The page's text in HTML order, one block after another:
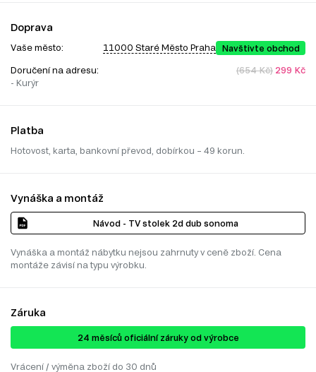
Doprava
Vaše město: 11000 Staré Město Praha Navštivte obchod
Doručení na adresu:
- Kurýr
(654 Kč) 299 Kč
Platba
Hotovost, karta, bankovní převod, dobírkou – 49 korun.
Vynáška a montáž
Návod - TV stolek 2d dub sonoma
Vynáška a montáž nábytku nejsou zahrnuty v ceně zboží. Cena
montáže závisí na typu výrobku.
Záruka
24 ​​​​měsíců oficiální záruky od výrobce
Vrácení / výměna zboží do 30 dnů